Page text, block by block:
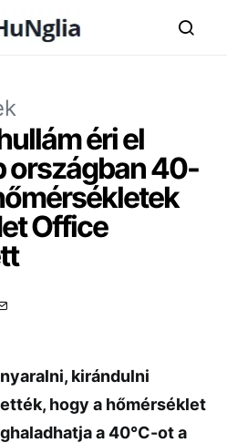
éri el
országban 40-
Office
kirándulni
hogy a hőmérséklet
a 40°C-ot a